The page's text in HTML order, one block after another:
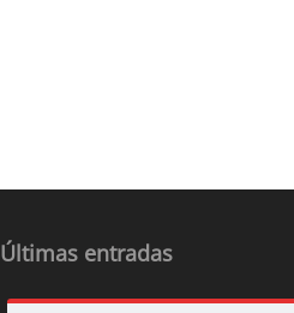
Últimas entradas